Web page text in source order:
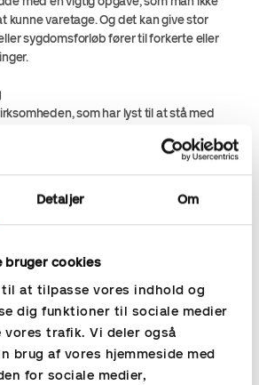
Detaljer Om
bruger cookies
at tilpasse vores indhold og
dig funktioner til sociale medier
trafik. Vi deler også
brug af vores hjemmeside med
for sociale medier,
kunne varetage. Og det kan give stor
sygdomsforløb fører til forkerte eller
som har lyst til at stå med
lønadministration for både de
den nye overenskomst og den
Vi sørger for, at medarbejderne altid
uddannede og opdaterede i henhold til
og de kollektive overenskomster.
på lønadministration i din virksomhed?
meget mere information.
ydelserher